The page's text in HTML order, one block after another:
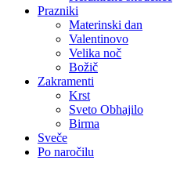
Prazniki
Materinski dan
Valentinovo
Velika noč
Božič
Zakramenti
Krst
Sveto Obhajilo
Birma
Sveče
Po naročilu